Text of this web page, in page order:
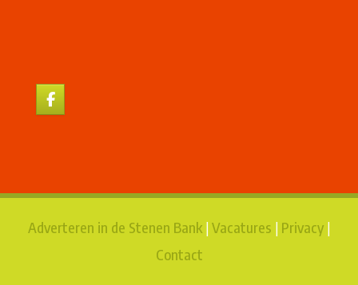
Adverteren in de Stenen Bank | Vacatures | Privacy |
Contact